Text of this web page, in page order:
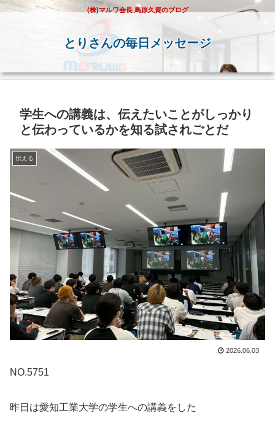
(株)マルワ会長 鳥原久資のブログ
とりさんの毎日メッセージ
学生への講義は、伝えたいことがしっかり
と伝わっているかを知る試されごとだ
伝える
2026.06.03
NO.5751
昨日は愛知工業大学の学生への講義をした